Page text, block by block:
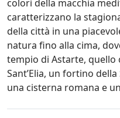
colori della macchia
caratterizzano la
della città in una
natura fino alla cima,
tempio di Astarte, quello
Sant’Elia, un fortino
una cisterna romana e